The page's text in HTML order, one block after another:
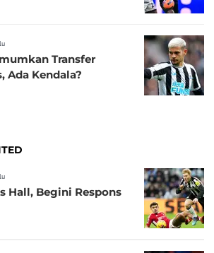
Transfer
Ada Kendala?
Hall, Begini Respons